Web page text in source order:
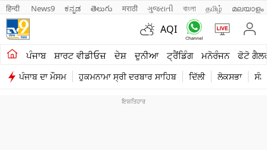
हिन्दी News9 ಕನ್ನಡ తెలుగు मराठी ગુજરાતી বাংলা தமிழ் മലയാളം
AQI
ਪੰਜਾਬ ਸ਼ਾਰਟ ਵੀਡੀਓਜ਼ ਦੇਸ਼ ਦੁਨੀਆ ਟ੍ਰੈਂਡਿੰਗ ਮਨੋਰੰਜਨ ਫੋਟੋ
ਪੰਜਾਬ ਦਾ ਮੌਸਮ ਹੁਕਮਨਾਮਾ ਸ੍ਰੀ ਦਰਬਾਰ ਸਾਹਿਬ ਦਿੱਲੀ ਲੋਕਸਭਾ
ਖੇਤੀਬਾੜੀ
ਸ਼ਾਰਟ ਵੀਡੀਓਜ਼